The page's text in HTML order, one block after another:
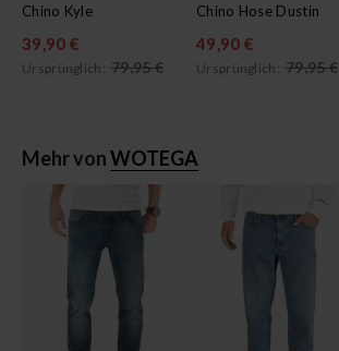
Chino Kyle
39,90 €
Ursprünglich: 79,95 €
Chino Hose Dustin
49,90 €
Ursprünglich: 79,95 €
Mehr vonWOTEGA